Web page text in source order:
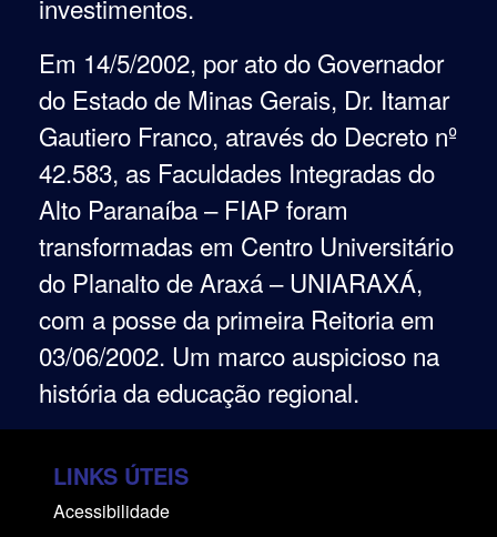
investimentos.
Em 14/5/2002, por ato do Governador
do Estado de Minas Gerais, Dr. Itamar
Gautiero Franco, através do Decreto nº
42.583, as Faculdades Integradas do
Alto Paranaíba – FIAP foram
transformadas em Centro Universitário
do Planalto de Araxá – UNIARAXÁ,
com a posse da primeira Reitoria em
03/06/2002. Um marco auspicioso na
história da educação regional.
LINKS ÚTEIS
Acessibilidade